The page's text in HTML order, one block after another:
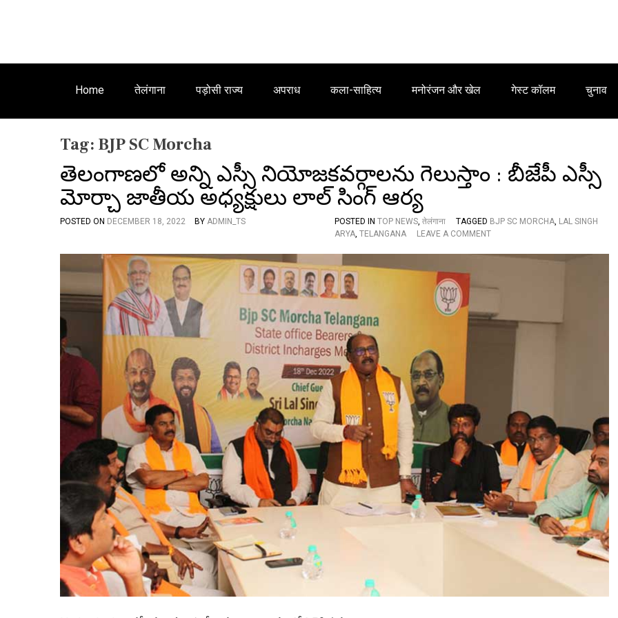
Home तेलंगाना पड़ोसी राज्य अपराध कला-साहित्य मनोरंजन और खेल गेस्ट कॉलम चुनाव
Tag: BJP SC Morcha
తెలంగాణలో అన్ని ఎస్సీ నియోజకవర్గాలను గెలుస్తాం : బీజేపీ ఎస్సీ
మోర్చా జాతీయ అధ్యక్షులు లాల్ సింగ్ ఆర్య
POSTED ON DECEMBER 18, 2022 BY ADMIN_TS POSTED IN TOP NEWS, तेलंगाना TAGGED BJP SC MORCHA, LAL SINGH
ARYA, TELANGANA LEAVE A COMMENTO
తె
అ
ల
ను
స్తాం
:
బీ